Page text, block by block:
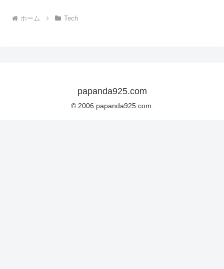
ホーム Tech
papanda925.com
© 2006 papanda925.com.